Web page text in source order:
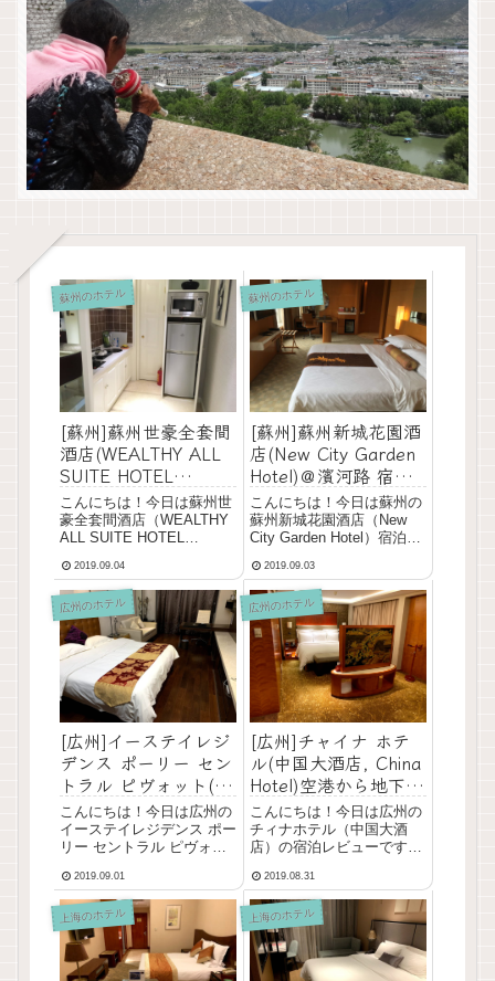
蘇州のホテル
[蘇州]蘇州世豪全套間
酒店(WEALTHY ALL
SUITE HOTEL
SUZHOU)宿泊レビュ
ー！キッチンや洗濯機
つきで長期滞在におす
すめ！
こんにちは！今日は蘇州世
豪全套間酒店（WEALTHY
ALL SUITE HOTEL
です。全室スイートタイプ
で広々としています。キッ
チンや洗濯機がついている
ので長期滞在に便利です。
宿泊データ●宿泊：2018年
1...
2019.09.04
蘇州のホテル
[蘇州]蘇州新城花園酒
店(New City Garden
Hotel)＠濱河路 宿泊
レビュー！リーズナブ
ルで日本人利用も多い
ホテル
こんにちは！今日は蘇州の
蘇州新城花園酒店（New
City Garden Hotel）宿泊レ
に泊まれて、日本人利用も
多いホテルです。宿泊デー
タ●宿泊：2018年11月●目
的：出張●人数：1人●料
金：550元（朝食なし...
2019.09.03
広州のホテル
[広州]イーステイレジ
デンス ポーリー セン
トラル ピヴォット(一
呆公寓・广州保利中汇
eStay Residence・
Poly Central Pivot
Guangzhou)＠広州東
駅 宿泊レビュー キッ
チン洗濯機ありで長期
滞在におすすめ！
こんにちは！今日は広州の
イーステイレジデンス ポー
リー セントラル ピヴォッ
汇）宿泊レビューです。広
州東駅付近で500元ほどで
宿泊できるリーズナブルな
ホテルです。宿泊データ●
宿泊：2019年1月●目的：出
張●人数：1...
2019.09.01
広州のホテル
[広州]チャイナ ホテ
ル(中国大酒店, China
Hotel)空港から地下鉄
で行ける！ラウンジ利
用がおすすめ！
こんにちは！今日は広州の
チィナホテル（中国大酒
店）の宿泊レビューです。
空港へ地下鉄でアクセスし
やすいので便利です。ラウ
ンジのドリンク、フードの
種類が豊富なのでラウンジ
利用をおすすめします♪宿
泊データ●宿泊：2019年...
2019.08.31
上海のホテル 上海のホテル